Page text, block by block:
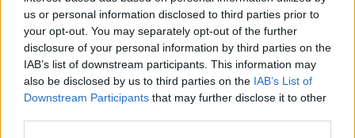
us or personal information disclosed to third parties prior to
your opt-out. You may separately opt-out of the further
disclosure of your personal information by third parties on the
IAB’s list of downstream participants. This information may
also be disclosed by us to third parties on the IAB’s List of
Downstream Participants that may further disclose it to other
Πακιστάν
Πόλεμος στο Ιράν Σεχμπάζ Σαρίφ